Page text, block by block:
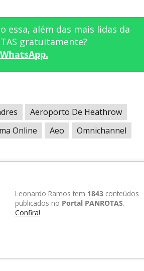
essa, além das mais lidas da
gratuitamente?
Aeroporto De Heathrow
Online Aeo Omnichannel
Leonardo Ramos tem 1843 conteúdos
publicados no Portal PANROTAS.
Confira!